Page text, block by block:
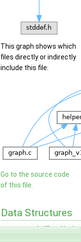
This graph shows which
files directly or indirectly
include this file:
Go to the source code
of this file.
Data Structures
struct _dglTreeNode